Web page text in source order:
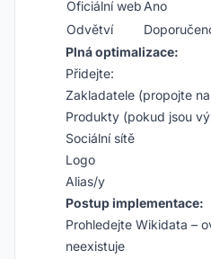
Oficiální web Ano
Odvětví
Plná optimalizace:
Přidejte:
Zakladatele (propojte
Produkty (pokud jsou
Sociální sítě
Logo
Alias/y
Postup implementace:
Prohledejte Wikidata –
neexistuje